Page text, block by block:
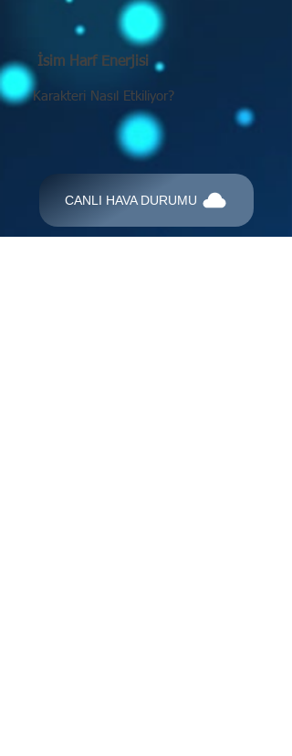
İsim Harf Enerjisi
Karakteri Nasıl Etkiliyor?
CANLI HAVA DURUMU